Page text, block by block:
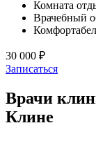
Комната
Врачебный
30 000 ₽
Записаться
Врачи
Клине